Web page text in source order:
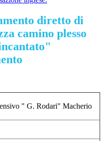
diretto di
camino plesso
" G. Rodari" Macherio